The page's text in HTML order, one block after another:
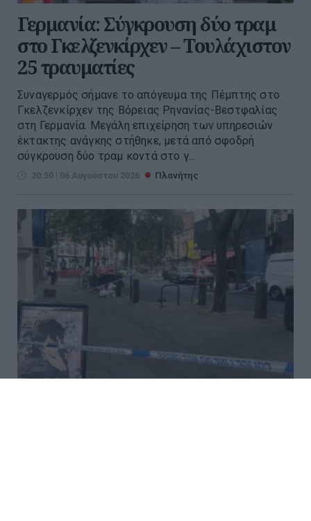
Γερμανία: Σύγκρουση δύο τραμ
στο Γκελζενκίρχεν – Τουλάχιστον
25 τραυματίες
Συναγερμός σήμανε το απόγευμα της Πέμπτης στο
Γκελζενκίρχεν της Βόρειας Ρηνανίας-Βεστφαλίας
στη Γερμανία. Μεγάλη επιχείρηση των υπηρεσιών
έκτακτης ανάγκης στήθηκε, μετά από σφοδρή
σύγκρουση δύο τραμ κοντά στο γ...
20:50 | 06 Αυγούστου 2026 Πλανήτης